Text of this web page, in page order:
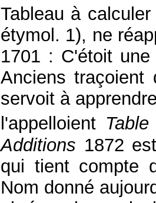
Tableau à
étymol. 1), ne
1701 : C'étoit
Anciens traçoient
servoit à
l'appelloient
Additions 1872
qui tient compte
Nom donné